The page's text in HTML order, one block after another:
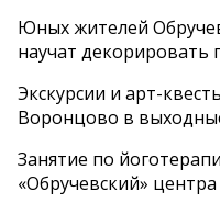
Юных жителей
научат декорировать
Экскурсии и арт-
Воронцово в
Занятие по
«Обручевский» центра